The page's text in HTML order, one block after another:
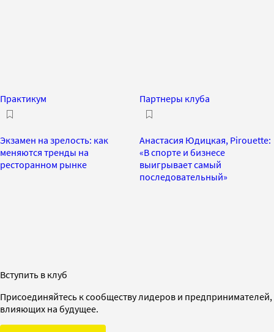
Практикум
Экзамен на зрелость: как
меняются тренды на
ресторанном рынке
Партнеры клуба
Анастасия Юдицкая, Pirouette:
«В спорте и бизнесе
выигрывает самый
последовательный»
Вступить в клуб
Присоединяйтесь к сообществу лидеров и предпринимателей,
влияющих на будущее.